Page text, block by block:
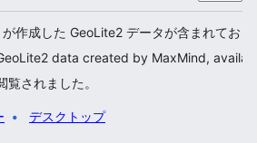
作成した GeoLite2 データが含まれてお
data created by MaxMind,
されました。
デスクトップ